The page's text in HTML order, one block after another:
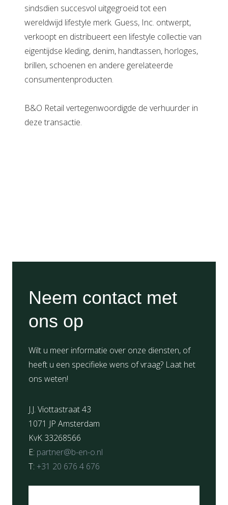
sindsdien succesvol uitgegroeid tot een
wereldwijd lifestyle merk. Guess, Inc. ontwerpt,
verkoopt en distribueert een lifestyle collectie van
eigentijdse kleding, denim, handtassen, horloges,
brillen, schoenen en andere gerelateerde
consumentenproducten.
B&O Retail vertegenwoordigde de verhuurder in
deze transactie.
Neem contact met
ons op
Wilt u meer informatie over onze diensten, of
heeft u een specifieke wens of vraag? Laat het
ons weten!
J.J. Viottastraat 43
1071 JP Amsterdam
KvK 33268566
E: partner@b-en-o.nl
T: +31 20 676 4 676